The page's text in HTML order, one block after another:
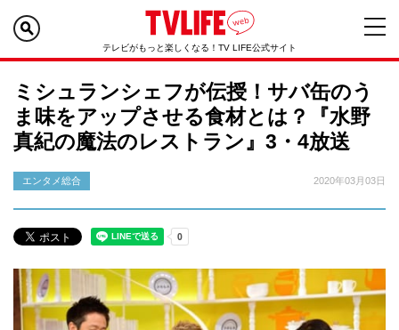
テレビがもっと楽しくなる！TV LIFE公式サイト
ミシュランシェフが伝授！サバ缶のう
ま味をアップさせる食材とは？『水野
真紀の魔法のレストラン』3・4放送
エンタメ総合 2020年03月03日